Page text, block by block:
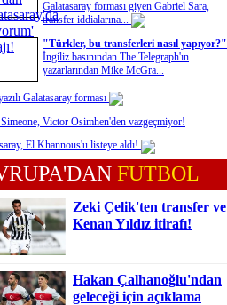
Galatasaray forması giyen Gabriel Sara,
transfer iddialarına...
"Türkler, bu transferleri nasıl yapıyor?"
İngiliz basınından The Telegraph'ın
yazarlarından Mike McGra...
Galatasaray forması
Victor Osimhen'den vazgeçmiyor!
El Khannous'u listeye aldı!
FUTBOL
Zeki Çelik'ten transfer ve
Kenan Yıldız itirafı!
Hakan Çalhanoğlu'ndan
geleceği için açıklama